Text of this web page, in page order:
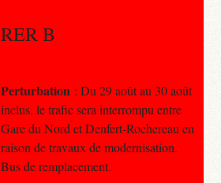
RER B
Perturbation : Du 29 août au 30 août
inclus, le trafic sera interrompu entre
Gare du Nord et Denfert-Rochereau en
raison de travaux de modernisation.
Bus de remplacement.